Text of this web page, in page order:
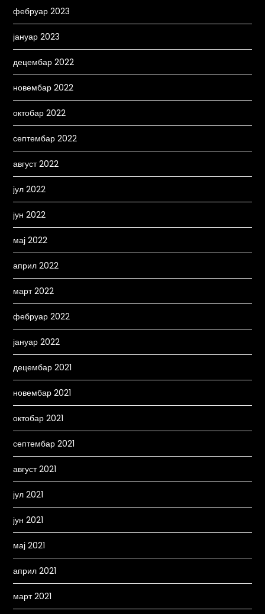
фебруар 2023
јануар 2023
децембар 2022
новембар 2022
октобар 2022
септембар 2022
август 2022
јул 2022
јун 2022
мај 2022
април 2022
март 2022
фебруар 2022
јануар 2022
децембар 2021
новембар 2021
октобар 2021
септембар 2021
август 2021
јул 2021
јун 2021
мај 2021
април 2021
март 2021